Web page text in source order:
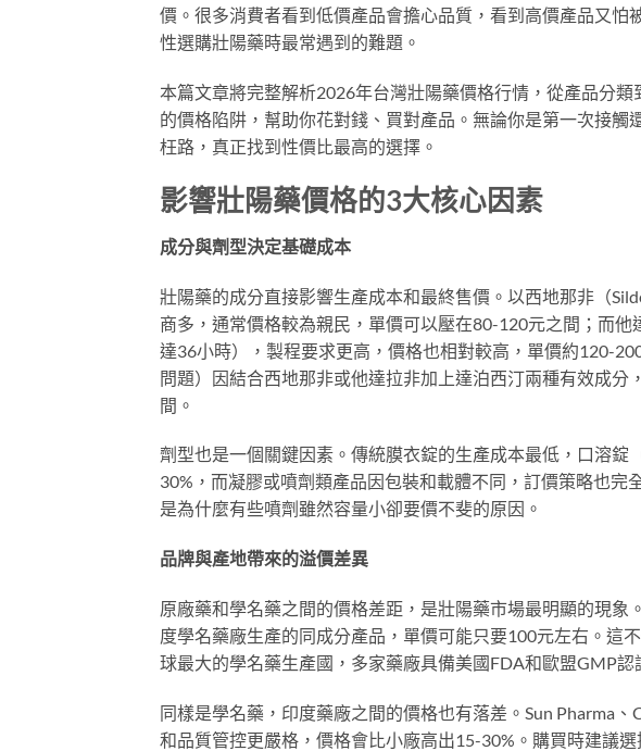
價。很多消費者看到低價產品會擔心品質，看到高價產品又怕
性選購壯陽藥時最常遇到的難題。
本篇文章將完整解析2026年台灣壯陽藥價格行情，從產品分
的價格陷阱，幫助你花對錢、買對產品。無論你是第一次接
枉路，真正找到性價比最高的選擇。
影響壯陽藥價格的3大核心因素
成分與劑型決定基礎成本
壯陽藥的成分直接影響生產成本和最終售價。以西地那非（
商多，通常價格較為親民，單價可以壓在80-120元之間；而
達36小時），製程要求更高，價格也相對較高，單價約120-
問題）因結合西地那非或他達拉非加上達泊西汀兩種有效成分
間。
劑型也是一個關鍵因素。傳統膜衣錠的生產成本最低，口溶
30%，而凝膠或噴劑類產品因包裝和載體不同，訂價策略也完
是為什麼有些噴劑雖然容量小卻要價不斐的原因。
品牌與產地帶來的溢價差異
原廠藥和學名藥之間的價格差距，是壯陽藥市場最明顯的現
度學名藥廠生產的同成分產品，單價可能只要100元左右。這
球最大的學名藥生產國，多家藥廠具備美國FDA和歐盟GMP認
同樣是學名藥，印度藥廠之間的價格也有落差。Sun Pharma
和品質管控更嚴格，價格會比小廠高出15-30%。購買時建議